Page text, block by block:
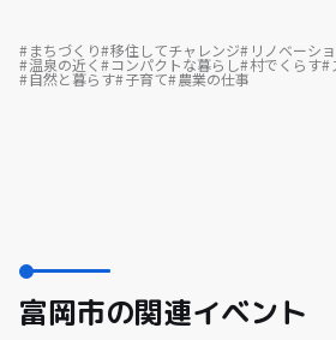
まちづくり 移住してチャレンジ リノベーシ
温泉の近く コンパクトな暮らし 村でくらす
自然と暮らす 子育て 農業の仕事
富岡市の関連イベント